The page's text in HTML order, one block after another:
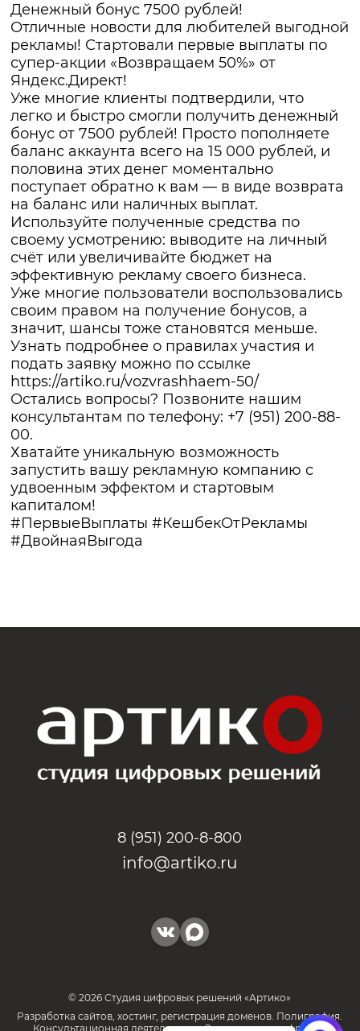
Денежный бонус 7500 рублей!
Отличные новости для любителей выгодной
рекламы! Стартовали первые выплаты по
супер-акции «Возвращаем 50%» от
Яндекс.Директ!
Уже многие клиенты подтвердили, что
легко и быстро смогли получить денежный
бонус от 7500 рублей! Просто пополняете
баланс аккаунта всего на 15 000 рублей, и
половина этих денег моментально
поступает обратно к вам — в виде возврата
на баланс или наличных выплат.
Используйте полученные средства по
своему усмотрению: выводите на личный
счёт или увеличивайте бюджет на
эффективную рекламу своего бизнеса.
Уже многие пользователи воспользовались
своим правом на получение бонусов, а
значит, шансы тоже становятся меньше.
Узнать подробнее о правилах участия и
подать заявку можно по ссылке
https://artiko.ru/vozvrashhaem-50/
Остались вопросы? Позвоните нашим
консультантам по телефону: +7 (951) 200-88-
00.
Хватайте уникальную возможность
запустить вашу рекламную компанию с
удвоенным эффектом и стартовым
капиталом!
#ПервыеВыплаты #КешбекОтРекламы
#ДвойнаяВыгода
8 (951) 200-8-800
info@artiko.ru
© 2026 Студия цифровых решений «Артико»
Разработка сайтов, хостинг, регистрация доменов. Полиграфия.
Консультационная деятельность. Электронные цифровые